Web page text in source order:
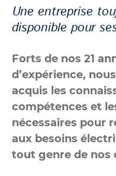
Une entreprise
disponible pour
Forts de nos 21
d’expérience,
acquis les
compétences et
nécessaires pour
aux besoins
tout genre de nos